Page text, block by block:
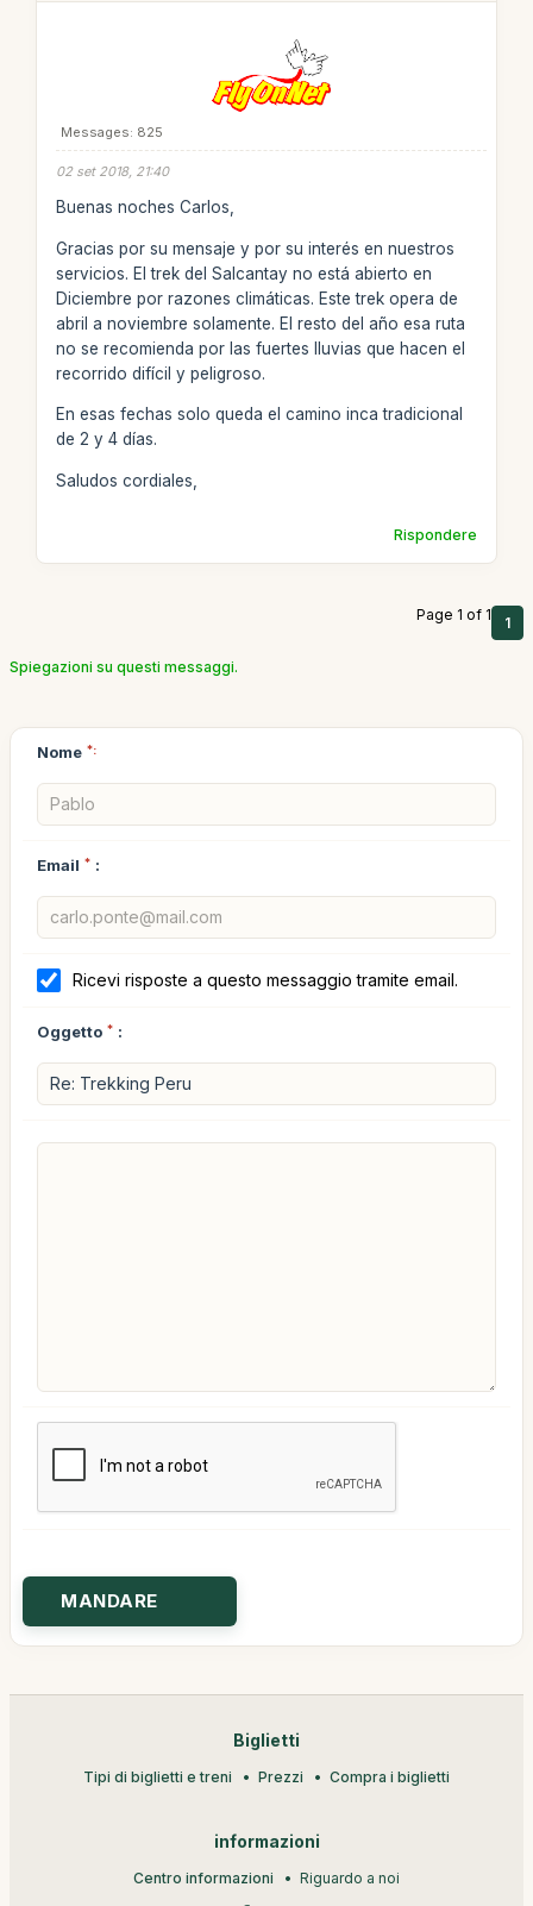
Messages: 825
02 set 2018, 21:40
Buenas noches Carlos,
Gracias por su mensaje y por su interés en nuestros
servicios. El trek del Salcantay no está abierto en
Diciembre por razones climáticas. Este trek opera de
abril a noviembre solamente. El resto del año esa ruta
no se recomienda por las fuertes lluvias que hacen el
recorrido difícil y peligroso.
En esas fechas solo queda el camino inca tradicional
de 2 y 4 días.
Saludos cordiales,
Rispondere
Page 1 of 1 1
Spiegazioni su questi messaggi.
Nome *:
Email * :
Ricevi risposte a questo messaggio tramite email.
Oggetto * :
Biglietti
Tipi di biglietti e treni Prezzi Compra i biglietti
informazioni
Centro informazioni Riguardo a noi